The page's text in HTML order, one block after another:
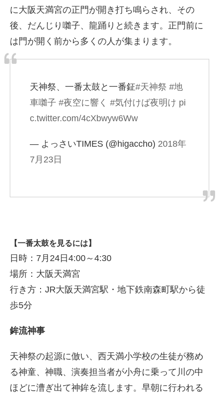
に大阪天満宮の正門が開き打ち鳴らされ、その
後、だんじり囃子、龍踊りと続きます。正門前に
は門が開く前から多くの人が集まります。
天神祭、一番太鼓と一番鉦#天神祭 #地
車囃子 #夜空に響く #気付けば夜明け pi
c.twitter.com/4cXbwyw6Ww
— よっさいTIMES (@higaccho) 2018年
7月23日
【一番太鼓を見るには】
日時：7月24日4:00～4:30
場所：大阪天満宮
行き方：JR大阪天満宮駅・地下鉄南森町駅から徒
歩5分
鉾流神事
天神祭の起源に倣い、西天満小学校の生徒が務め
る神童、神職、演奏担当者が小舟に乗って川の中
ほどに漕ぎ出て神鉾を流します。早朝に行われる